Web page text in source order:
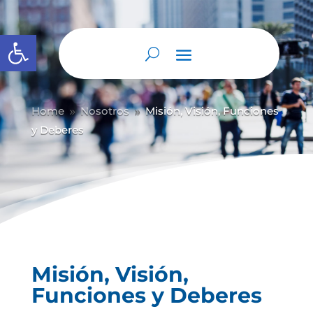
Abrir barra de herramientas
Home 9 Nosotros 9 Misión, Visión, Funciones
y Deberes
Misión, Visión,
Funciones y Deberes